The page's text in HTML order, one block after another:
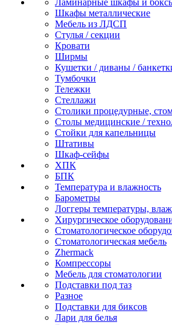
Ламинарные шкафы и
Шкафы металлические
Мебель из ЛДСП
Стулья / секции
Кровати
Ширмы
Кушетки / диваны /
Тумбочки
Тележки
Стеллажи
Столики процедурные,
Столы медицинские /
Стойки для капельницы
Штативы
Шкаф-сейфы
ХПК
БПК
Температура и влажность
Барометры
Логгеры температуры,
Хирургическое
Стоматологическое
Стоматологическая мебель
Zhermack
Компрессоры
Мебель для стоматологии
Подставки под таз
Разное
Подставки для биксов
Лари для белья